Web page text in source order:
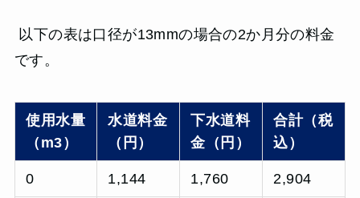
以下の表は口径が13mmの場合の2か月分の料金
です。
使用水量
（m3）
水道料金
（円）
下水道料
金（円）
合計（税
込）
0 1,144 1,760 2,904